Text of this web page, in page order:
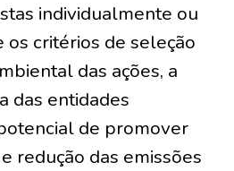
individualmente ou
os critérios de seleção
das ações, a
das entidades
de promover
redução das emissões